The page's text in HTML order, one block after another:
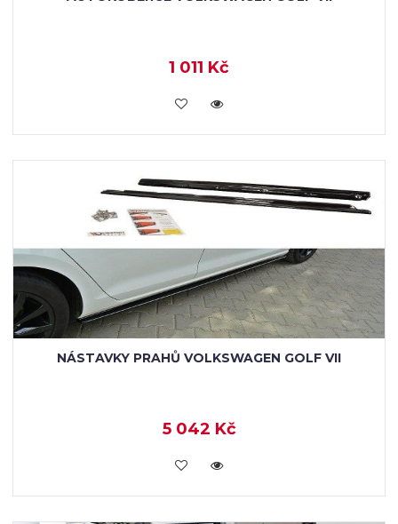
1 011 Kč
KOUPIT
NÁSTAVKY PRAHŮ VOLKSWAGEN GOLF VII
5 042 Kč
KOUPIT